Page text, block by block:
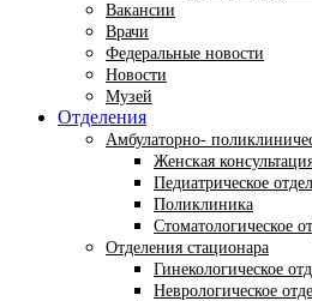
Вакансии
Врачи
Федеральные новости
Новости
Музей
Отделения
Амбулаторно-
Женская
Педиатрическое
Поликлиника
Стоматологическое
Отделения стационара
Гинекологическое
Неврологическое